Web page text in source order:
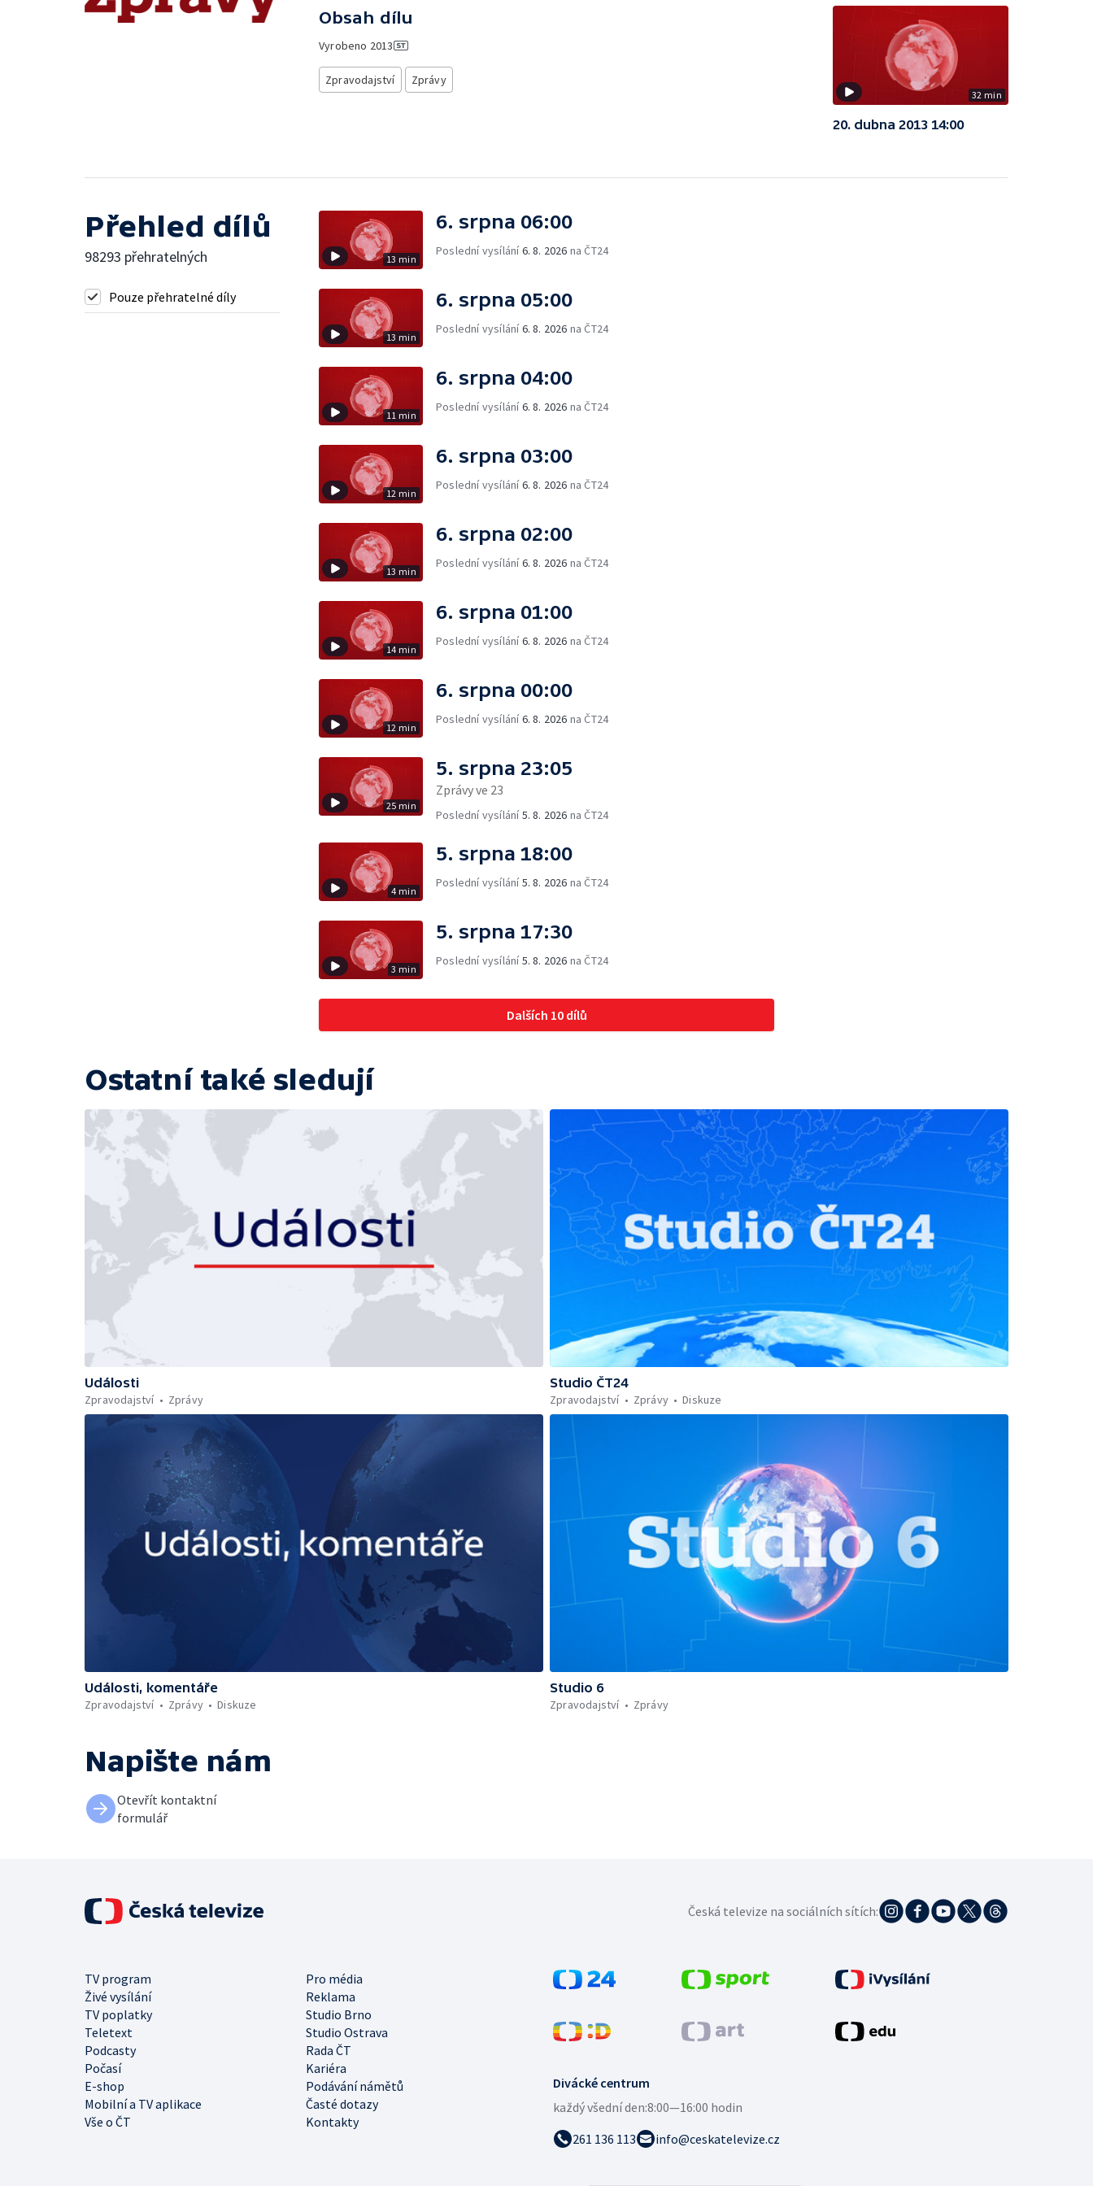
Obsah dílu
Vyrobeno 2013
Zpravodajství Zprávy
32 min
20. dubna 2013 14:00
Přehled dílů
98293 přehratelných
Pouze přehratelné díly
13 min
6. srpna 06:00
Poslední vysílání6. 8. 2026 na ČT24
13 min
6. srpna 05:00
Poslední vysílání6. 8. 2026 na ČT24
11 min
6. srpna 04:00
Poslední vysílání6. 8. 2026 na ČT24
12 min
6. srpna 03:00
Poslední vysílání6. 8. 2026 na ČT24
13 min
6. srpna 02:00
Poslední vysílání6. 8. 2026 na ČT24
14 min
6. srpna 01:00
Poslední vysílání6. 8. 2026 na ČT24
12 min
6. srpna 00:00
Poslední vysílání6. 8. 2026 na ČT24
25 min
5. srpna 23:05
Zprávy ve 23
Poslední vysílání5. 8. 2026 na ČT24
4 min
5. srpna 18:00
Poslední vysílání5. 8. 2026 na ČT24
3 min
5. srpna 17:30
Poslední vysílání5. 8. 2026 na ČT24
Dalších 10 dílů
Ostatní také sledují
Události
Zpravodajství
Zprávy
Studio ČT24
Zpravodajství
Zprávy Diskuze
Události, komentáře
Zpravodajství
Zprávy Diskuze
Studio 6
Zpravodajství
Zprávy
Napište nám
Otevřít kontaktní
formulář
Divácké centrum
každý všední den:8:00—16:00 hodin
261 136 113
info@ceskatelevize.cz
TV program
Pro média
Živé vysílání
Reklama
TV poplatky
Studio Brno
Teletext
Studio Ostrava
Podcasty
Rada ČT
Počasí
Kariéra
E-shop
Podávání námětů
Mobilní a TV aplikace
Časté dotazy
Vše o ČT
Kontakty
Česká televize na sociálních sítích: